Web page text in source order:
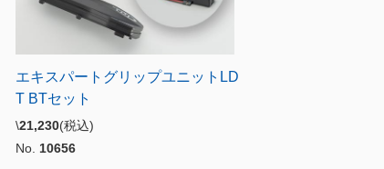
エキスパートグリップユニットLD
T BTセット
\21,230(税込)
No. 10656